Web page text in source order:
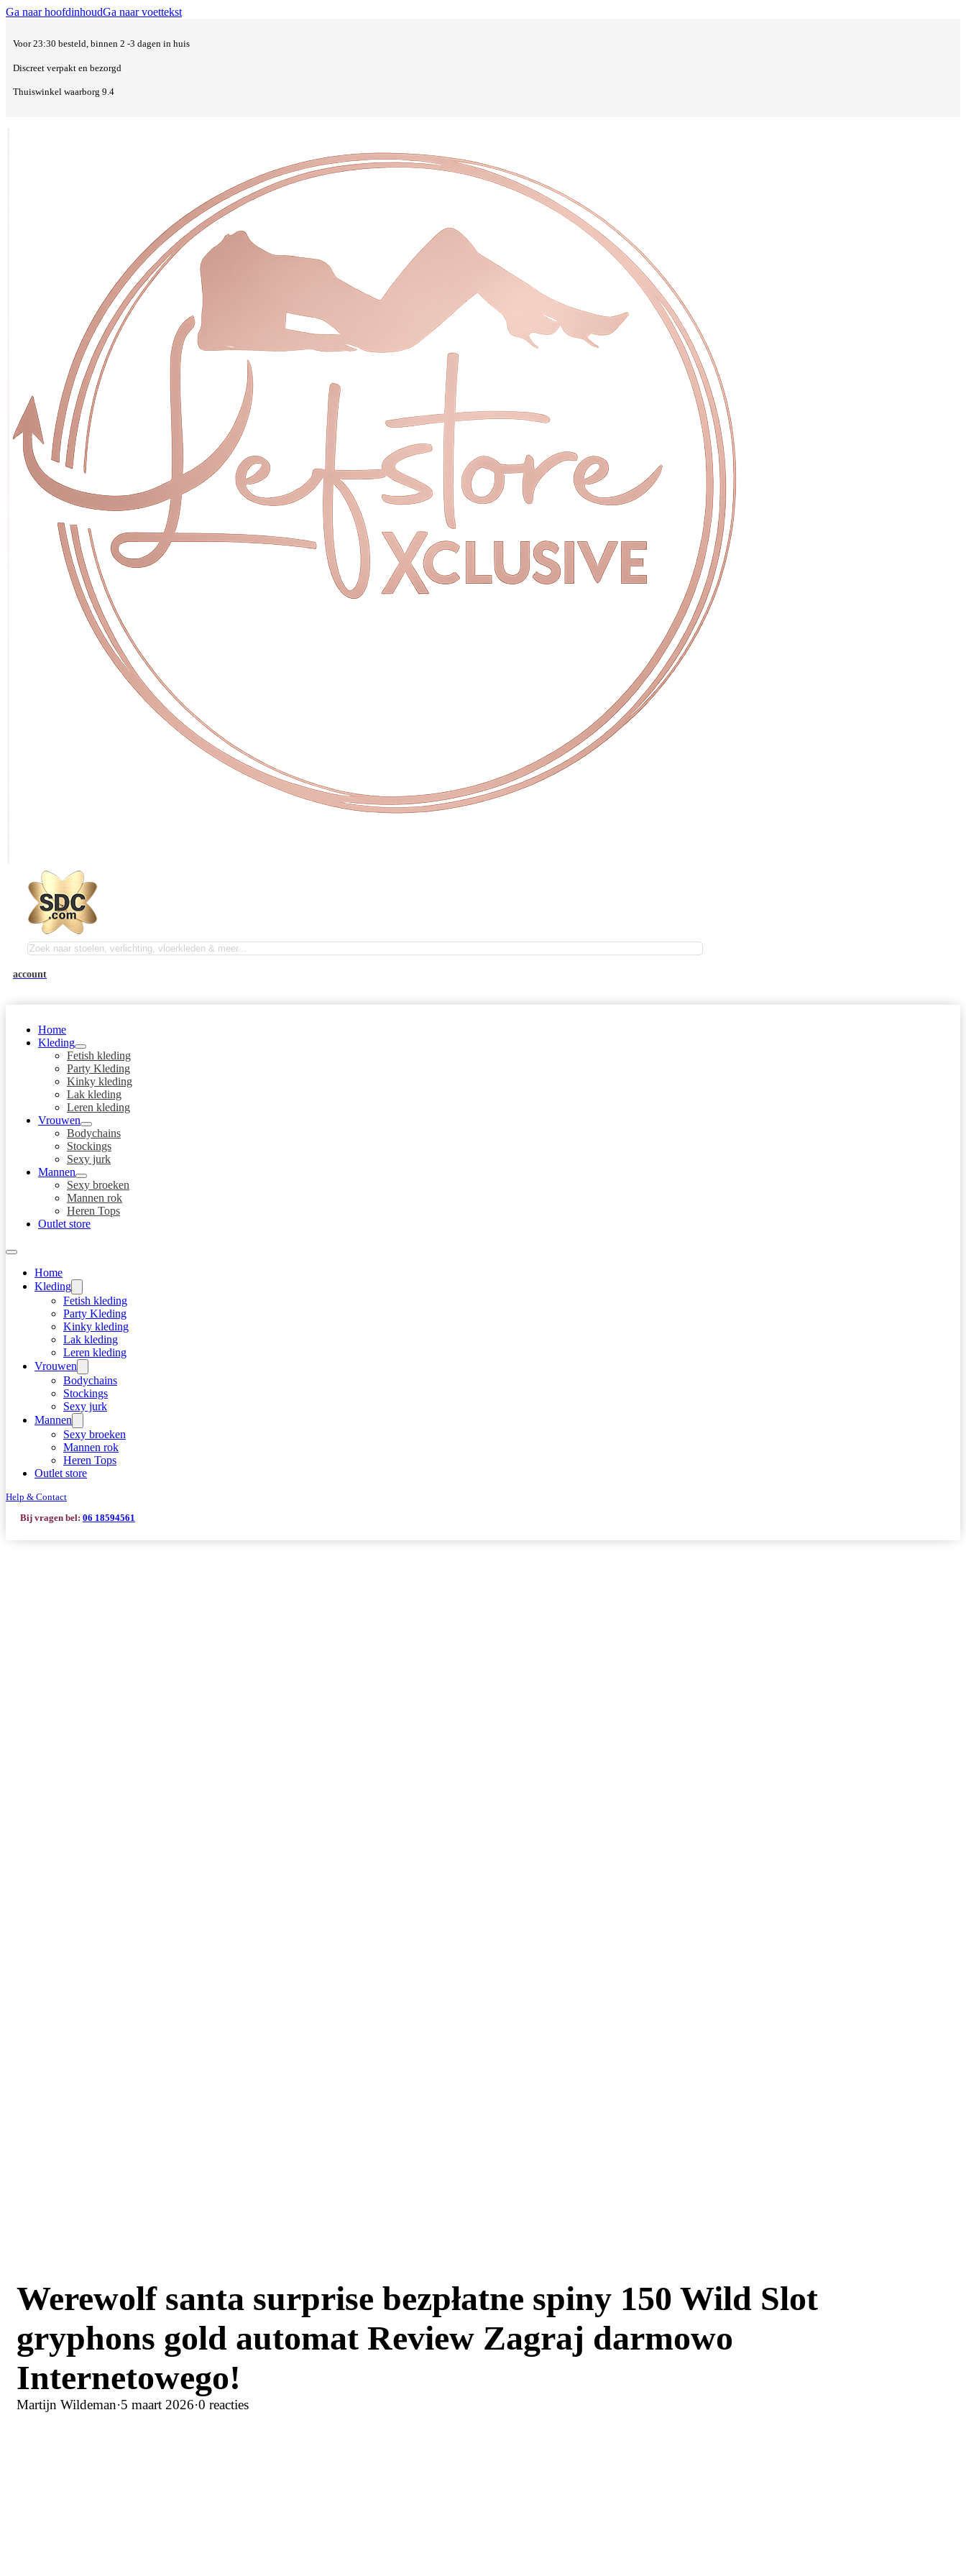
Ga naar hoofdinhoudGa naar voettekst
Voor 23:30 besteld, binnen 2 -3 dagen in huis
Discreet verpakt en bezorgd
Thuiswinkel waarborg 9.4
Zoeken
account
Home
Kleding
Fetish kleding
Party Kleding
Kinky kleding
Lak kleding
Leren kleding
Vrouwen
Bodychains
Stockings
Sexy jurk
Mannen
Sexy broeken
Mannen rok
Heren Tops
Outlet store
Home
Kleding
Fetish kleding
Party Kleding
Kinky kleding
Lak kleding
Leren kleding
Vrouwen
Bodychains
Stockings
Sexy jurk
Mannen
Sexy broeken
Mannen rok
Heren Tops
Outlet store
Help & Contact
Bij vragen bel: 06 18594561
Werewolf santa surprise bezpłatne spiny 150 Wild Slot
gryphons gold automat Review Zagraj darmowo
Internetowego!
Martijn Wildeman·5 maart 2026·0 reacties